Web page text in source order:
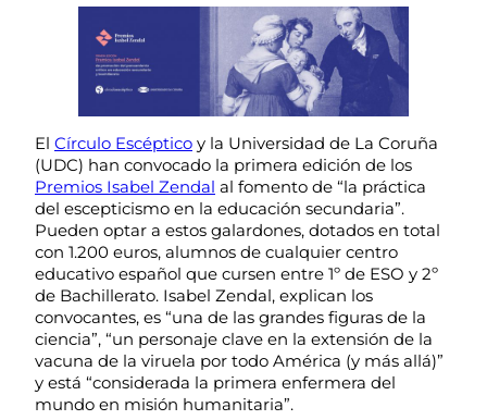
El Círculo Escéptico y la Universidad de La Coruña
(UDC) han convocado la primera edición de los
Premios Isabel Zendal al fomento de “la práctica
del escepticismo en la educación secundaria”.
Pueden optar a estos galardones, dotados en total
con 1.200 euros, alumnos de cualquier centro
educativo español que cursen entre 1º de ESO y 2º
de Bachillerato. Isabel Zendal, explican los
convocantes, es “una de las grandes figuras de la
ciencia”, “un personaje clave en la extensión de la
vacuna de la viruela por todo América (y más allá)”
y está “considerada la primera enfermera del
mundo en misión humanitaria”.